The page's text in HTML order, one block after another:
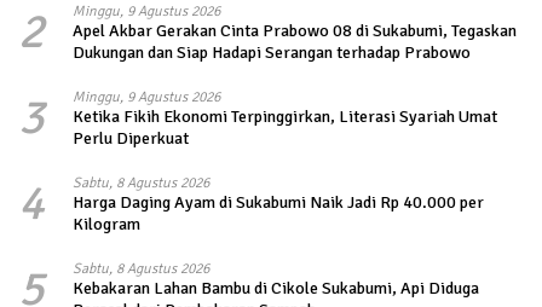
2 Minggu, 9 Agustus 2026
Apel Akbar Gerakan Cinta Prabowo 08 di Sukabumi, Tegaskan
Dukungan dan Siap Hadapi Serangan terhadap Prabowo
3 Minggu, 9 Agustus 2026
Ketika Fikih Ekonomi Terpinggirkan, Literasi Syariah Umat
Perlu Diperkuat
4 Sabtu, 8 Agustus 2026
Harga Daging Ayam di Sukabumi Naik Jadi Rp 40.000 per
Kilogram
5 Sabtu, 8 Agustus 2026
Kebakaran Lahan Bambu di Cikole Sukabumi, Api Diduga